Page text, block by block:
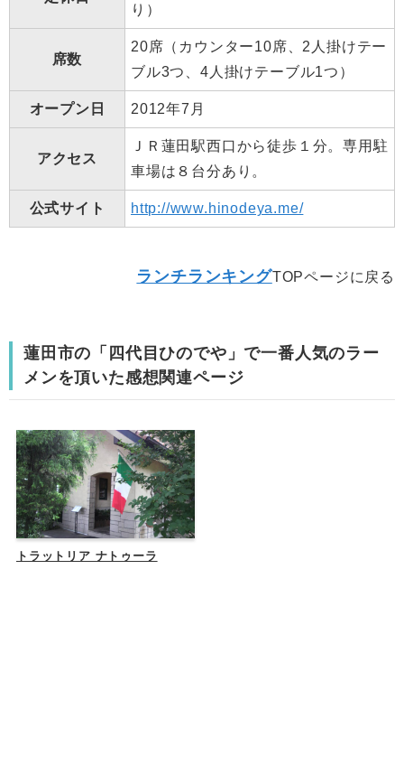
り）
席数
20席（カウンター10席、2人掛けテー
ブル3つ、4人掛けテーブル1つ）
オープン日 2012年7月
アクセス
ＪＲ蓮田駅西口から徒歩１分。専用駐
車場は８台分あり。
公式サイト http://www.hinodeya.me/
ランチランキングTOPページに戻る
蓮田市の「四代目ひのでや」で一番人気のラー
メンを頂いた感想関連ページ
トラットリア ナトゥーラ